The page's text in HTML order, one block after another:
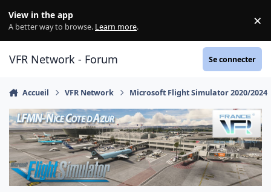
View in the app
A better way to browse. Learn more. ×
VFR Network - Forum Se connecter
Accueil VFR Network Microsoft Flight Simulator 2020/2024